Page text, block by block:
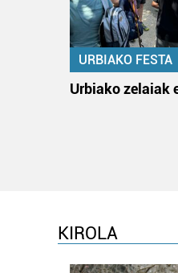
URBIAKO FESTA
Urbiako zelaiak
KIROLA